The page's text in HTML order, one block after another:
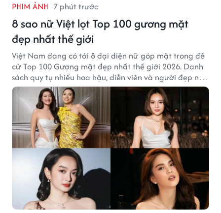
PHIM ẢNH 7 phút trước
8 sao nữ Việt lọt Top 100 gương mặt
đẹp nhất thế giới
Việt Nam đang có tới 8 đại diện nữ góp mặt trong đề
cử Top 100 Gương mặt đẹp nhất thế giới 2026. Danh
sách quy tụ nhiều hoa hậu, diễn viên và người đẹp nổi
tiếng của showbiz Việt.